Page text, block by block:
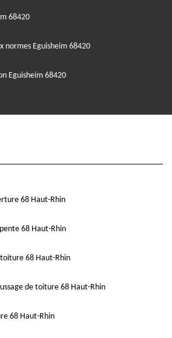
68420
normes Eguisheim 68420
Eguisheim 68420
68 Haut-Rhin
68 Haut-Rhin
68 Haut-Rhin
de toiture 68 Haut-Rhin
68 Haut-Rhin